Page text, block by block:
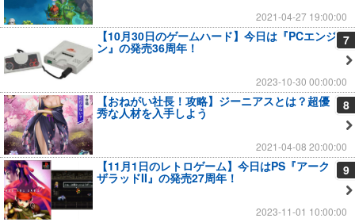
2021-04-27 19:00:00
7
【10月30日のゲームハード】今日は『PCエンジ
ン』の発売36周年！
2023-10-30 00:00:00
8
【おねがい社長！攻略】ジーニアスとは？超優
秀な人材を入手しよう
2021-04-08 20:00:00
9
【11月1日のレトロゲーム】今日はPS『アーク
ザラッドII』の発売27周年！
2023-11-01 10:00:00